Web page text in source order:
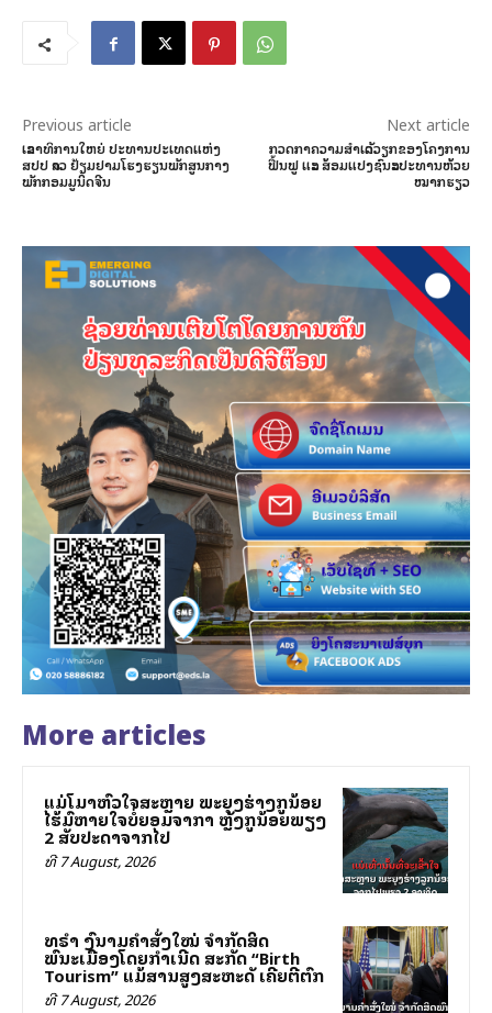
Previous article
ເລຂາທິການໃຫຍ່ ປະທານປະເທດແຫ່ງ
ສປປ ລາວ ຢ້ຽມຢາມໂຮງຮຽນພັກສູນກາງ
ພັກກອມມູນິດຈີນ
Next article
ກວດກາຄວາມສຳເລັດວຽກຂອງໂຄງການ
ຟື້ນຟູ ແລະ ສ້ອມແປງຊົນລະປະທານຫ້ວຍ
ໝາກຮຽວ
More articles
ແມ່ໂລມາຫົວໃຈສະຫຼາຍ ພະຍຸງຮ່າງລູກນ້ອຍ
ໄຮ້ລົມຫາຍໃຈບໍ່ຍອມຈາກລາ ຫຼັງລູກນ້ອຍພຽງ
2 ສັບປະດາຈາກໄປ
ທີ 7 August, 2026
ທຣຳ ລົງນາມຄຳສັ່ງໃໝ່ ຈຳກັດສິດ
ພົນລະເມືອງໂດຍກຳເນີດ ສະກັດ “Birth
Tourism” ແມ້ສານສູງສະຫະລັດ ເຄີຍຕີຕົກ
ທີ 7 August, 2026